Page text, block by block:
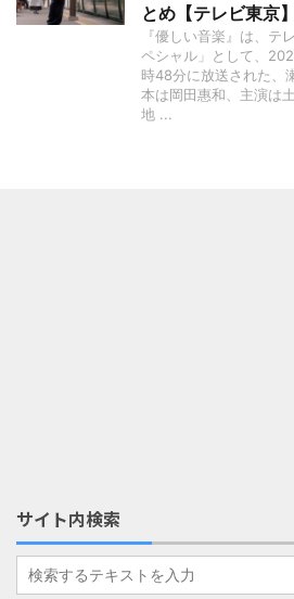
とめ【テレビ東京】
『優しい音楽』は、テ
ペシャル」として、
時48分に放送された、
本は岡田惠和、主演は
地 ...
サイト内検索